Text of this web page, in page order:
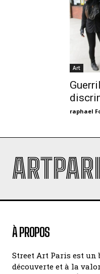
Art
raphael
À PROPOS
Street Art Paris est un
découverte et à la